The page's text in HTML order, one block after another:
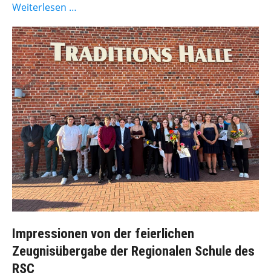
Weiterlesen …
Impressionen von der feierlichen
Zeugnisübergabe der Regionalen Schule des
RSC